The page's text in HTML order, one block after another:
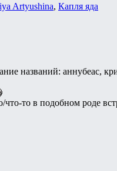
Artyushina, Капля яда
названий: аннубеас,
то в подобном роде